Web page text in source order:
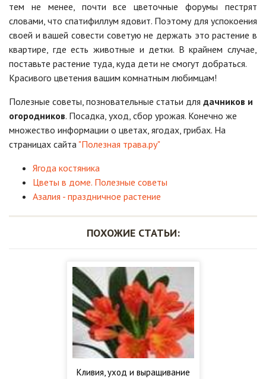
тем не менее, почти все цветочные форумы пестрят
словами, что спатифиллум ядовит. Поэтому для успокоения
своей и вашей совести советую не держать это растение в
квартире, где есть животные и детки. В крайнем случае,
поставьте растение туда, куда дети не смогут добраться.
Красивого цветения вашим комнатным любимцам!
Полезные советы, позновательные статьи для дачников и
огородников. Посадка, уход, сбор урожая. Конечно же
множество информации о цветах, ягодах, грибах. На
страницах сайта "Полезная трава.ру"
Ягода костяника
Цветы в доме. Полезные советы
Азалия - праздничное растение
ПОХОЖИЕ СТАТЬИ:
Кливия, уход и выращивание